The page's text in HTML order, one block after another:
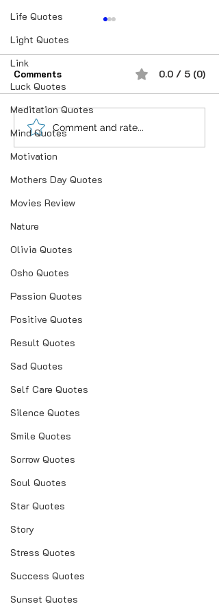
Life Quotes
Light Quotes
Link
Luck Quotes
Meditation Quotes
Mind Quotes
Motivation
Mothers Day Quotes
Movies Review
Nature
Olivia Quotes
Osho Quotes
Passion Quotes
Positive Quotes
Result Quotes
Sad Quotes
Self Care Quotes
Silence Quotes
Smile Quotes
Sorrow Quotes
Soul Quotes
Star Quotes
Story
Stress Quotes
Success Quotes
Sunset Quotes
क्यों मोहब्बत ढूँढ़ते हो इश्क़ की
तहरीर में.
Comments 0.0 / 5 (0)
Comment and rate...